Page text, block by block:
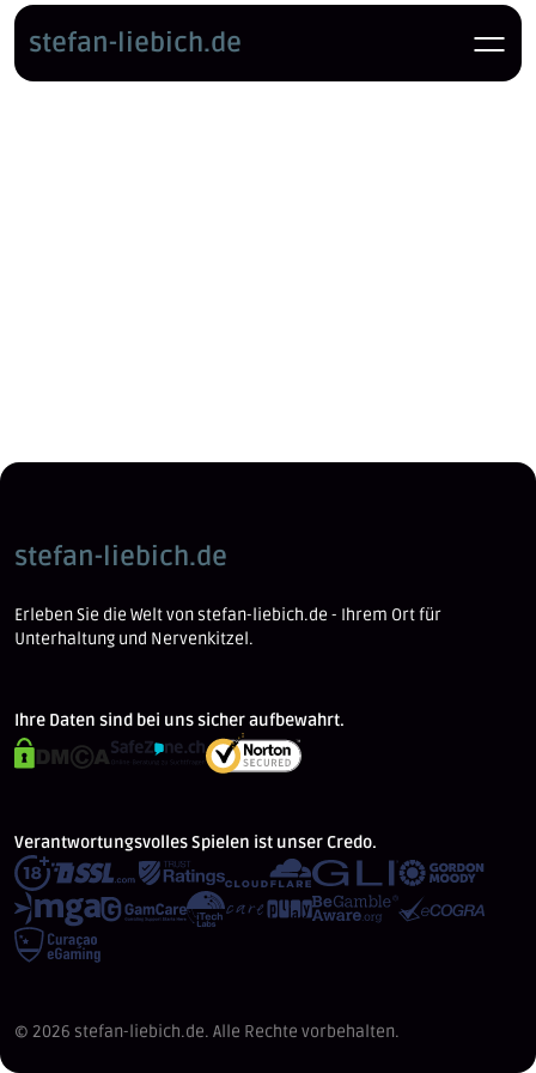
stefan-liebich.de
stefan-liebich.de
Erleben Sie die Welt von stefan-liebich.de - Ihrem Ort für
Unterhaltung und Nervenkitzel.
Ihre Daten sind bei uns sicher aufbewahrt.
Verantwortungsvolles Spielen ist unser Credo.
© 2026 stefan-liebich.de. Alle Rechte vorbehalten.